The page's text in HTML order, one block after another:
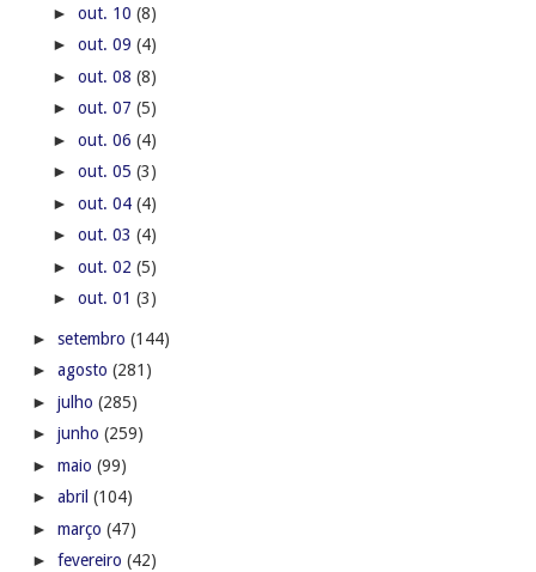
► out. 10 (8)
► out. 09 (4)
► out. 08 (8)
► out. 07 (5)
► out. 06 (4)
► out. 05 (3)
► out. 04 (4)
► out. 03 (4)
► out. 02 (5)
► out. 01 (3)
► setembro (144)
► agosto (281)
► julho (285)
► junho (259)
► maio (99)
► abril (104)
► março (47)
► fevereiro (42)